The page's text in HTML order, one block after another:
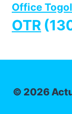
Office
OTR
© 2026